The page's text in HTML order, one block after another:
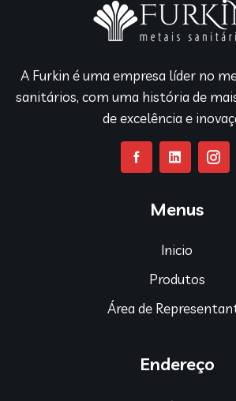
A Furkin é uma empresa líder no
sanitários, com uma história de
de excelência e
Menus
Inicio
Produtos
Área de
Endereço